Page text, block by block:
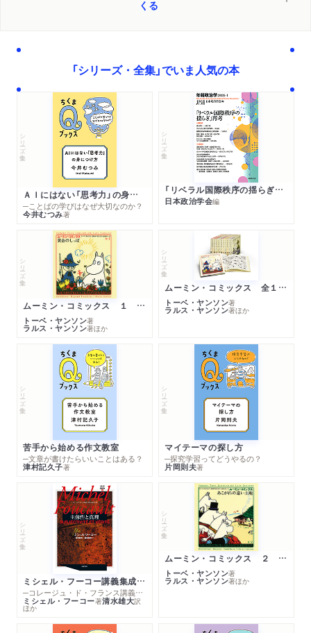
くる
「シリーズ・全集」でいま人気の本
シリーズ・全集
ＡＩにはない「思考力」の身につけ方
─ことばの学びはなぜ大切なのか？
今井むつみ著
シリーズ・全集
「リベラル国際秩序の揺らぎ」再考 年報政治学２０２６‐Ⅰ
日本政治学会編
シリーズ・全集
ムーミン・コミックス １ 黄金のしっぽ
トーベ・ヤンソン著
ラルス・ヤンソン著ほか
シリーズ・全集
ムーミン・コミックス 全１４巻セット
トーベ・ヤンソン著
ラルス・ヤンソン著ほか
シリーズ・全集
苦手から始める作文教室
─文章が書けたらいいことはある？
津村記久子著
シリーズ・全集
マイテーマの探し方
─探究学習ってどうやるの？
片岡則夫著
シリーズ・全集
ミシェル・フーコー講義集成１０ 主体性と真理
─コレージュ・ド・フランス講義１９８０－１９８１年度
ミシェル・フーコー著清水雄大訳
ほか
シリーズ・全集
ムーミン・コミックス ２ あこがれの遠い土地
トーベ・ヤンソン著
ラルス・ヤンソン著ほか